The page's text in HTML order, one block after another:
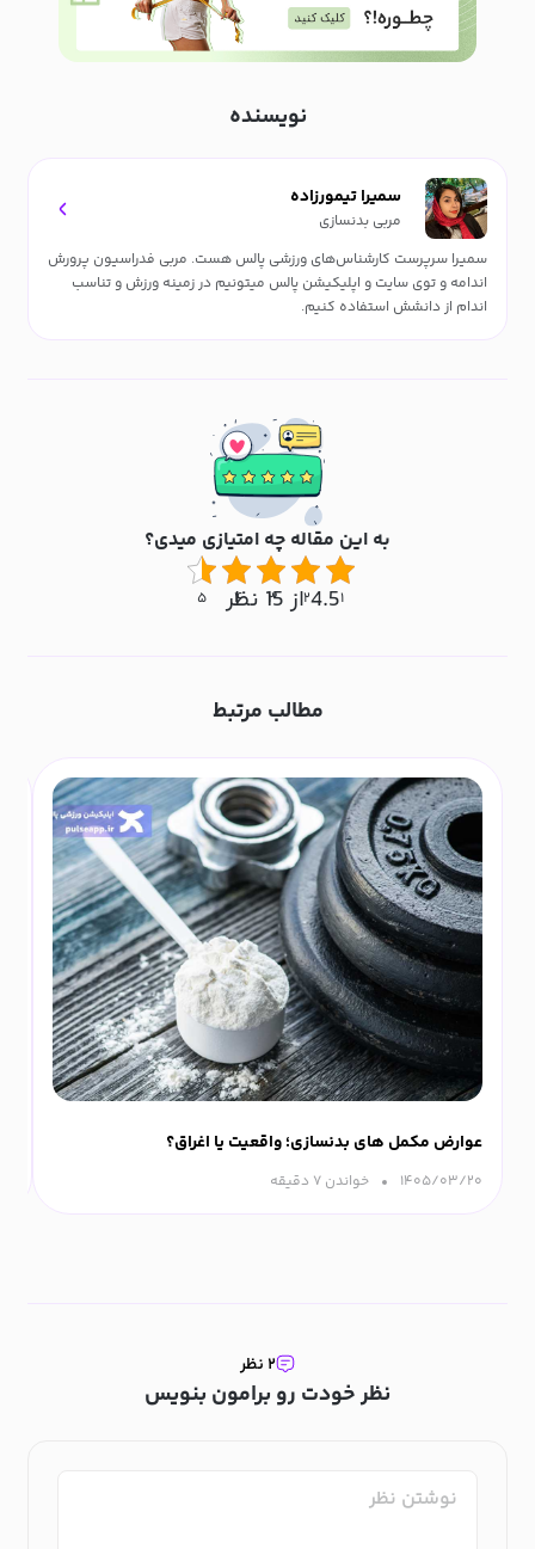
نویسنده
سمیرا تیمورزاده
مربی بدنسازی
سمیرا سرپرست کارشناس‌های ورزشی پالس هست. مربی فدراسیون پرورش
اندامه و توی سایت و اپلیکیشن پالس میتونیم در زمینه ورزش و تناسب
اندام از دانشش استفاده کنیم.
به این مقاله چه امتیازی میدی؟
4.5 از 15 نظر۱ ۲ ۳ ۴ ۵
مطالب مرتبط
عوارض مکمل های بدنسازی؛ واقعیت یا اغراق؟
۱۴۰۵/۰۳/۲۰ خواندن ۷ دقیقه‌
نظر خودت رو برامون بنویس
۲ نظر